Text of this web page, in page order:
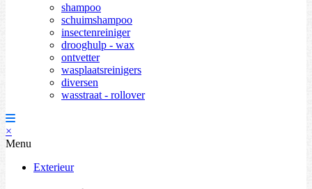
shampoo
schuimshampoo
insectenreiniger
drooghulp - wax
ontvetter
wasplaatsreinigers
diversen
wasstraat - rollover
×
Menu
Exterieur